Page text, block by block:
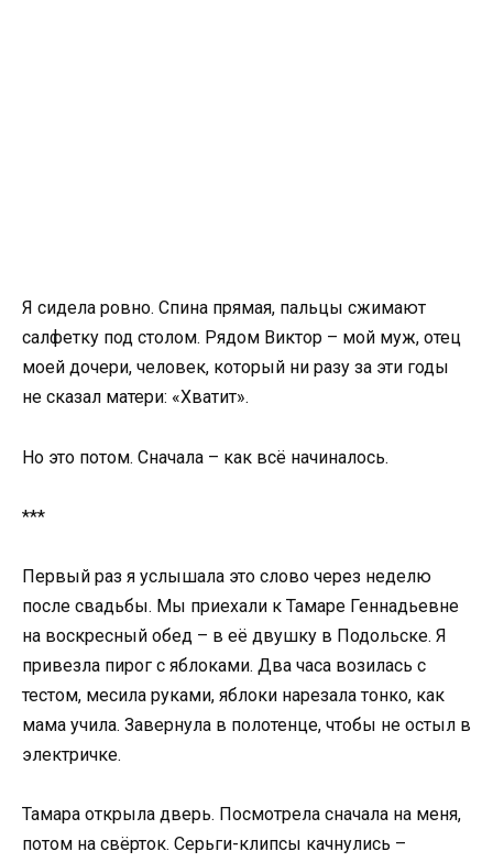
Я сидела ровно. Спина прямая, пальцы сжимают
салфетку под столом. Рядом Виктор – мой муж, отец
моей дочери, человек, который ни разу за эти годы
не сказал матери: «Хватит».
Но это потом. Сначала – как всё начиналось.
***
Первый раз я услышала это слово через неделю
после свадьбы. Мы приехали к Тамаре Геннадьевне
на воскресный обед – в её двушку в Подольске. Я
привезла пирог с яблоками. Два часа возилась с
тестом, месила руками, яблоки нарезала тонко, как
мама учила. Завернула в полотенце, чтобы не остыл в
электричке.
Тамара открыла дверь. Посмотрела сначала на меня,
потом на свёрток. Серьги-клипсы качнулись –